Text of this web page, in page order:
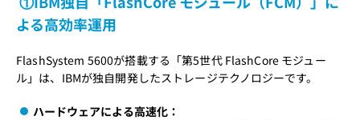
よる高効率運用
FlashSystem 5600が搭載する「第5世代 FlashCore モジュー
ル」は、IBMが独自開発したストレージテクノロジーです。
ハードウェアによる高速化：